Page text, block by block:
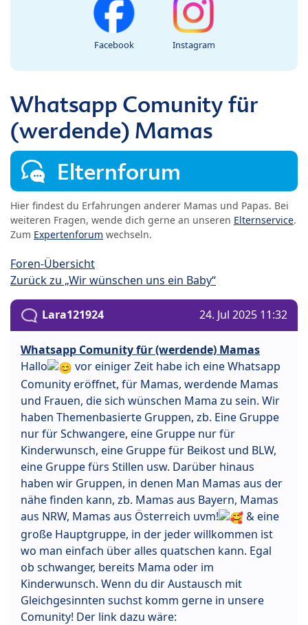
Facebook Instagram
Whatsapp Comunity für
(werdende) Mamas
Elternforum
Hier findest du Erfahrungen anderer Mamas und Papas. Bei
weiteren Fragen, wende dich gerne an unseren Elternservice.
Zum Expertenforum wechseln.
Foren-Übersicht
Zurück zu „Wir wünschen uns ein Baby“
Lara121924 24. Jul 2025 11:32
Whatsapp Comunity für (werdende) Mamas
Hallo
vor einiger Zeit habe ich eine Whatsapp
Comunity eröffnet, für Mamas, werdende Mamas
und Frauen, die sich wünschen Mama zu sein. Wir
haben Themenbasierte Gruppen, zb. Eine Gruppe
nur für Schwangere, eine Gruppe nur für
Kinderwunsch, eine Gruppe für Beikost und BLW,
eine Gruppe fürs Stillen usw. Darüber hinaus
haben wir Gruppen, in denen Man Mamas aus der
nähe finden kann, zb. Mamas aus Bayern, Mamas
aus NRW, Mamas aus Österreich uvm!
& eine
große Hauptgruppe, in der jeder willkommen ist
wo man einfach über alles quatschen kann. Egal
ob schwanger, bereits Mama oder im
Kinderwunsch. Wenn du dir Austausch mit
Gleichgesinnten suchst komm gerne in unsere
Comunity! Der link dazu wäre: